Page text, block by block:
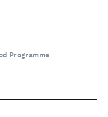
Programme